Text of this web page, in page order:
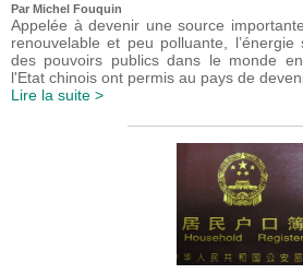
Par Michel Fouquin
Appelée à devenir une source
renouvelable et peu polluante, l’énergie
des pouvoirs publics dans le monde
l'Etat chinois ont permis au pays de
Lire la suite >